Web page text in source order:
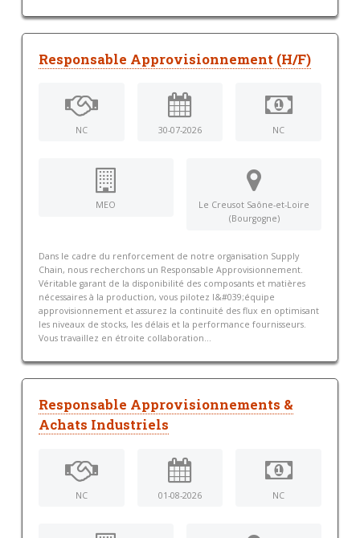
Responsable Approvisionnement (H/F)
NC 30-07-2026 NC
MEO
Le Creusot Saône-et-Loire
(Bourgogne)
Dans le cadre du renforcement de notre organisation Supply
Chain, nous recherchons un Responsable Approvisionnement.
Véritable garant de la disponibilité des composants et matières
nécessaires à la production, vous pilotez l&#039;équipe
approvisionnement et assurez la continuité des flux en optimisant
les niveaux de stocks, les délais et la performance fournisseurs.
Vous travaillez en étroite collaboration...
Responsable Approvisionnements &
Achats Industriels
NC 01-08-2026 NC